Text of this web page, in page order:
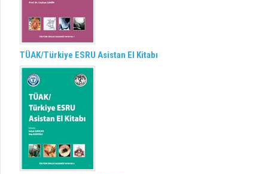
TÜAK/Türkiye ESRU Asistan El Kitabı